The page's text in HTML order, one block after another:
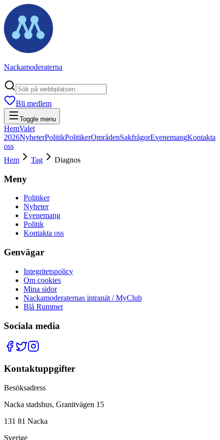
Nackamoderaterna
Bli medlem
Toggle menu
HemValet
2026NyheterPolitikPolitikerOmrådenSakfrågorEvenemangKontakta
oss
Hem
Tag Diagnos
Meny
Politiker
Nyheter
Evenemang
Politik
Kontakta oss
Genvägar
Integritetspolicy
Om cookies
Mina sidor
Nackamoderaternas intranät / MyClub
Blå Rummet
Sociala media
Kontaktuppgifter
Besöksadress
Nacka stadshus, Granitvägen 15
131 81 Nacka
Sverige